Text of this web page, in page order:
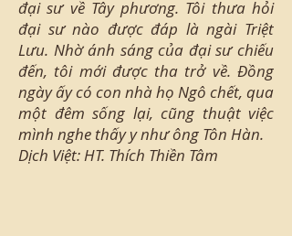
đại sư về Tây phương. Tôi thưa hỏi
đại sư nào được đáp là ngài Triệt
Lưu. Nhờ ánh sáng của đại sư chiếu
đến, tôi mới được tha trở về. Đồng
ngày ấy có con nhà họ Ngô chết, qua
một đêm sống lại, cũng thuật việc
mình nghe thấy y như ông Tôn Hàn.
Dịch Việt: HT. Thích Thiền Tâm